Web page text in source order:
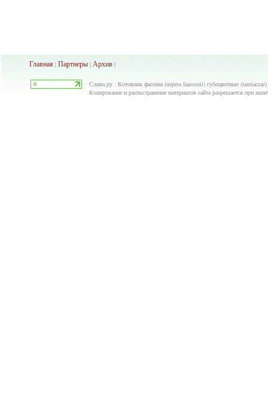
Главная| Партнеры| Архив|
Слива.ру : Котовник фассена (nepeta faassenii) губоцветные
Копирование и распостранение материалов сайта разрешается при